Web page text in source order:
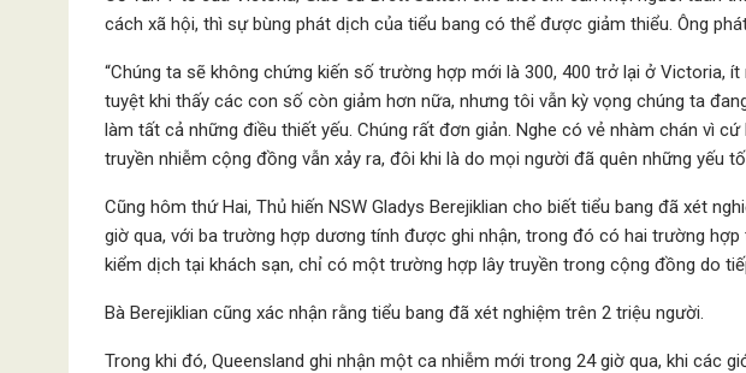
cách xã hội, thì sự bùng phát dịch của tiểu bang có thể được giảm thiểu. Ông
“Chúng ta sẽ không chứng kiến số trường hợp mới là 300, 400 trở lại ở Victoria,
tuyệt khi thấy các con số còn giảm hơn nữa, nhưng tôi vẫn kỳ vọng chúng ta
làm tất cả những điều thiết yếu. Chúng rất đơn giản. Nghe có vẻ nhàm chán vì
truyền nhiễm cộng đồng vẫn xảy ra, đôi khi là do mọi người đã quên những yếu
Cũng hôm thứ Hai, Thủ hiến NSW Gladys Berejiklian cho biết tiểu bang đã xét
giờ qua, với ba trường hợp dương tính được ghi nhận, trong đó có hai trường
kiểm dịch tại khách sạn, chỉ có một trường hợp lây truyền trong cộng đồng do
Bà Berejiklian cũng xác nhận rằng tiểu bang đã xét nghiệm trên 2 triệu người.
Trong khi đó, Queensland ghi nhận một ca nhiễm mới trong 24 giờ qua, khi các